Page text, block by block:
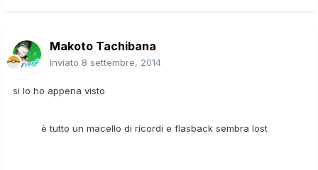
Makoto Tachibana
Inviato 8 settembre, 2014
si lo ho appena visto
è tutto un macello di ricordi e flasback sembra lost